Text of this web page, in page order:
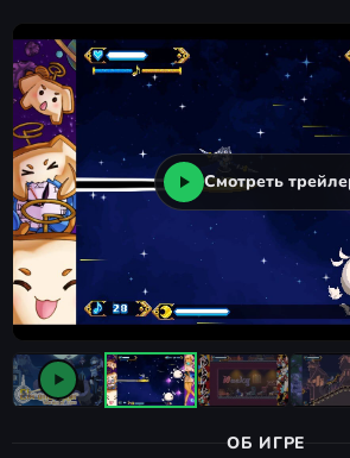
Смотреть
ОБ ИГРЕ